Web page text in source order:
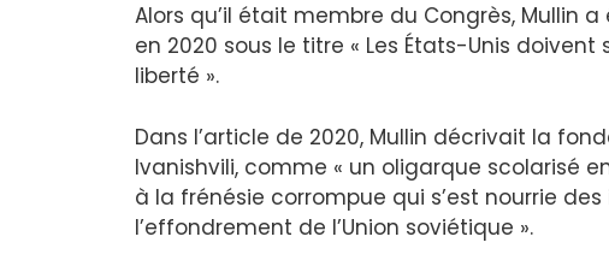
Alors qu’il était membre du Congrès, Mullin
en 2020 sous le titre « Les États-Unis
liberté ».
Dans l’article de 2020, Mullin décrivait la
Ivanishvili, comme « un oligarque scolarisé
à la frénésie corrompue qui s’est nourrie
l’effondrement de l’Union soviétique ».